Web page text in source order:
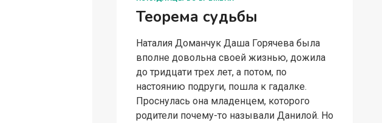
Теорема судьбы
Наталия Доманчук Даша Горячева была
вполне довольна своей жизнью, дожила
до тридцати трех лет, а потом, по
настоянию подруги, пошла к гадалке.
Проснулась она младенцем, которого
родители почему-то называли Данилой. Но